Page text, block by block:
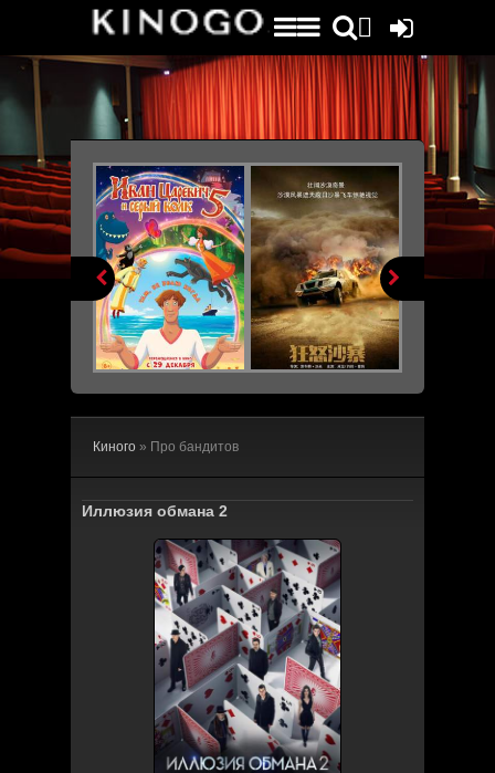
 
Киного » Про бандитов
Иллюзия обмана 2